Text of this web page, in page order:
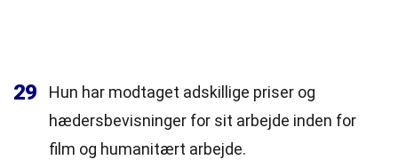
29
Hun har modtaget adskillige priser og
hædersbevisninger for sit arbejde inden for
film og humanitært arbejde.